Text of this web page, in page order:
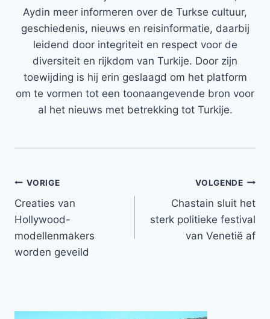
Aydin meer informeren over de Turkse cultuur,
geschiedenis, nieuws en reisinformatie, daarbij
leidend door integriteit en respect voor de
diversiteit en rijkdom van Turkije. Door zijn
toewijding is hij erin geslaagd om het platform
om te vormen tot een toonaangevende bron voor
al het nieuws met betrekking tot Turkije.
Bericht
navigatie
VORIGE
Creaties van
Hollywood-
modellenmakers
worden geveild
VOLGENDE
Chastain sluit het
sterk politieke festival
van Venetië af